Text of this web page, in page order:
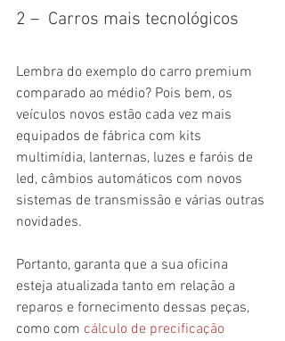
2 –  Carros mais tecnológicos
Lembra do exemplo do carro premium
comparado ao médio? Pois bem, os
veículos novos estão cada vez mais
equipados de fábrica com kits
multimídia, lanternas, luzes e faróis de
led, câmbios automáticos com novos
sistemas de transmissão e várias outras
novidades.
Portanto, garanta que a sua oficina
esteja atualizada tanto em relação a
reparos e fornecimento dessas peças,
como com cálculo de precificação